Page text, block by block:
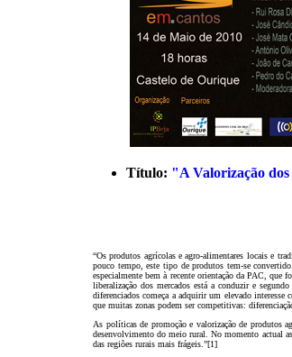
Título: "A Valorização
“Os produtos agrícolas e agro-alimentares locais e
pouco tempo, este tipo de produtos tem-se
especialmente bem à recente orientação da PAC, que
liberalização dos mercados está a conduzir e
diferenciados começa a adquirir um elevado interesse
que muitas zonas podem ser competitivas:
As políticas de promoção e valorização de produtos
desenvolvimento do meio rural. No momento actual
das regiões rurais mais frágeis.”[1]